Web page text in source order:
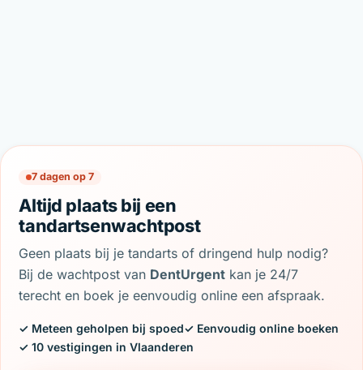
7 dagen op 7
Altijd plaats bij een
tandartsenwachtpost
Geen plaats bij je tandarts of dringend hulp nodig?
Bij de wachtpost van DentUrgent kan je 24/7
terecht en boek je eenvoudig online een afspraak.
✓ Meteen geholpen bij spoed✓ Eenvoudig online boeken
✓ 10 vestigingen in Vlaanderen